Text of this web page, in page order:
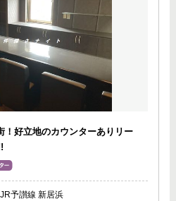
！好立地のカウンターありリー
JR予讃線 新居浜